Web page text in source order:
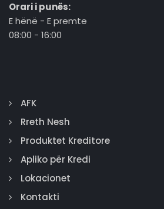
Orari i punës:
E hënë - E premte
08:00 - 16:00
AFK
Rreth Nesh
Produktet Kreditore
Apliko për Kredi
Lokacionet
Kontakti